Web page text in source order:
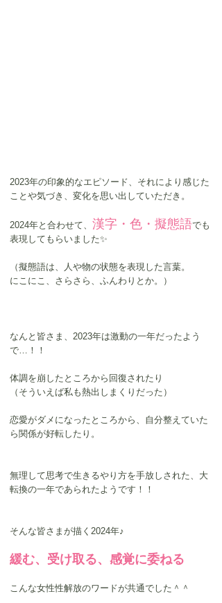
2023年の印象的なエピソード、それにより感じた
ことや気づき、変化を思い出していただき。
2024年と合わせて、 漢字・色・擬態語でも
表現してもらいました✨
（擬態語は、人や物の状態を表現した言葉。
にこにこ、さらさら、ふんわりとか。）
なんと皆さま、2023年は激動の一年だったよう
で…！！
体調を崩したところから回復されたり
（そういえば私も熱出しまくりだった）
恋愛がダメになったところから、自分整えていた
ら関係が好転したり。
無理して思考で生きるやり方を手放しされた、大
転換の一年であられたようです！！
そんな皆さまが描く2024年♪
緩む、受け取る、感覚に委ねる
こんな女性性解放のワードが共通でした＾＾